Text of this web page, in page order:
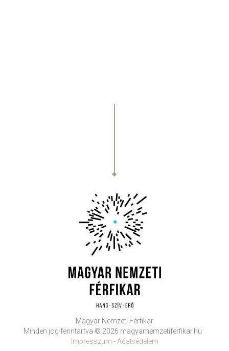
Magyar Nemzeti Férfikar
Minden jog fenntartva © 2026 magyarnemzetiferfikar.hu
Impresszum -Adatvédelem